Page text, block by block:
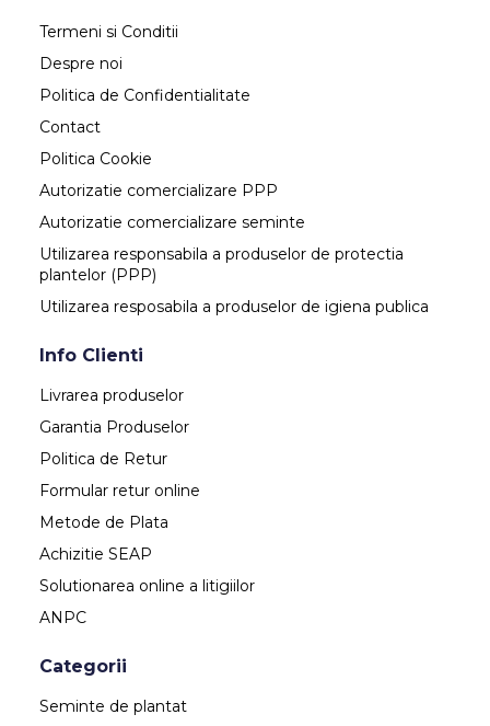
Termeni si Conditii
Despre noi
Politica de Confidentialitate
Contact
Politica Cookie
Autorizatie comercializare PPP
Autorizatie comercializare seminte
Utilizarea responsabila a produselor de protectia
plantelor (PPP)
Utilizarea resposabila a produselor de igiena publica
Info Clienti
Livrarea produselor
Garantia Produselor
Politica de Retur
Formular retur online
Metode de Plata
Achizitie SEAP
Solutionarea online a litigiilor
ANPC
Categorii
Seminte de plantat